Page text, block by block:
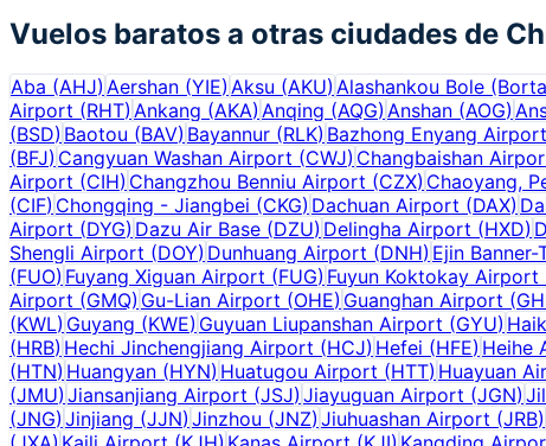
Vuelos baratos a otras ciudades de
Aba (AHJ) Aershan (YIE) Aksu (AKU) Alashankou Bole
Airport (RHT) Ankang (AKA) Anqing (AQG) Anshan (AOG)
(BSD) Baotou (BAV) Bayannur (RLK) Bazhong Enyang Airport
(BFJ) Cangyuan Washan Airport (CWJ) Changbaishan
Airport (CIH) Changzhou Benniu Airport (CZX) Chaoyang,
(CIF) Chongqing - Jiangbei (CKG) Dachuan Airport (DAX)
Airport (DYG) Dazu Air Base (DZU) Delingha Airport (HXD)
Shengli Airport (DOY) Dunhuang Airport (DNH) Ejin
(FUO) Fuyang Xiguan Airport (FUG) Fuyun Koktokay Airport
Airport (GMQ) Gu-Lian Airport (OHE) Guanghan Airport (
(KWL) Guyang (KWE) Guyuan Liupanshan Airport (GYU)
(HRB) Hechi Jinchengjiang Airport (HCJ) Hefei (HFE) Heihe
(HTN) Huangyan (HYN) Huatugou Airport (HTT) Huayuan
(JMU) Jiansanjiang Airport (JSJ) Jiayuguan Airport (JGN)
(JNG) Jinjiang (JJN) Jinzhou (JNZ) Jiuhuashan Airport (JRB)